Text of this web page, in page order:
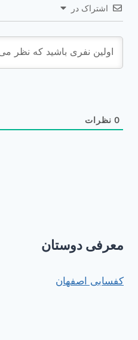
اشتراک در
0 نظرات
معرفی دوستان
کفسابی اصفهان